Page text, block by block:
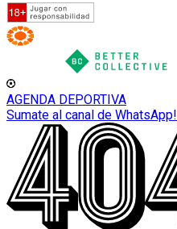
AGENDA DEPORTIVA
Sumate al canal de WhatsApp!